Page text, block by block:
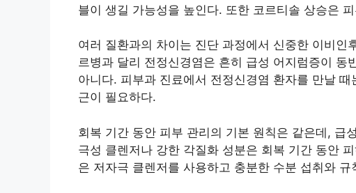
블이 생길 가능성을 높인다. 또한 코르티솔 상승은
여러 질환과의 차이는 진단 과정에서 신중한 이비인
르병과 달리 전정신경염은 흔히 급성 어지럼증이 동
아니다. 피부과 진료에서 전정신경염 환자를 만날
근이 필요하다.
회복 기간 동안 피부 관리의 기본 원칙은 같은데, 급
극성 클렌저나 강한 각질화 성분은 회복 기간 동안
은 저자극 클렌저를 사용하고 충분한 수분 섭취와